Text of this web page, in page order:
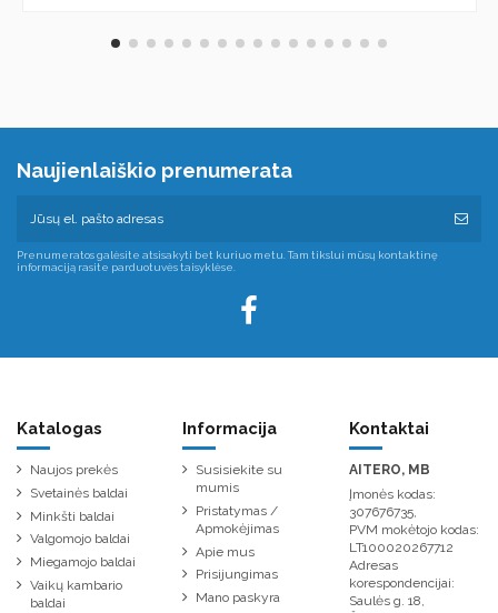
Naujienlaiškio prenumerata
Prenumeratos galėsite atsisakyti bet kuriuo metu. Tam tikslui mūsų kontaktinę
informaciją rasite parduotuvės taisyklėse.
Katalogas
Naujos prekės
Svetainės baldai
Minkšti baldai
Valgomojo baldai
Miegamojo baldai
Vaikų kambario
baldai
Informacija
Susisiekite su
mumis
Pristatymas /
Apmokėjimas
Apie mus
Prisijungimas
Mano paskyra
Kontaktai
AITERO, MB
Įmonės kodas:
307676735,
PVM mokėtojo kodas:
LT100020267712
Adresas
korespondencijai:
Saulės g. 18,